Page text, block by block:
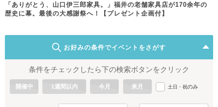
「ありがとう、山口伊三郎家具。」福井の老舗家具店が170余年の
歴史に幕。最後の大感謝祭へ！【プレゼント企画付】
お好みの条件でイベントをさがす
条件をチェックしたら下の検索ボタンをクリック
開催中 1週間以内 今月 来月 土日・祝のみ